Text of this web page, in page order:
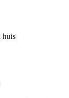
huis